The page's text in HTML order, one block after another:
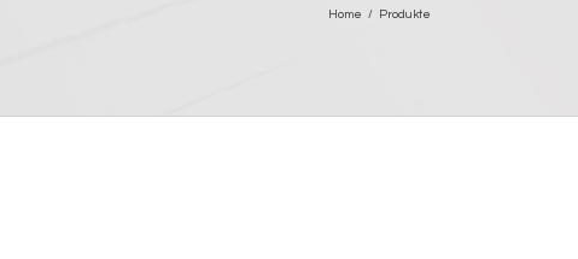
Home / Produkte